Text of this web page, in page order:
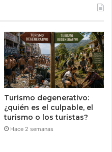
Turismo degenerativo:
¿quién es el culpable, el
turismo o los turistas?
Hace 2 semanas